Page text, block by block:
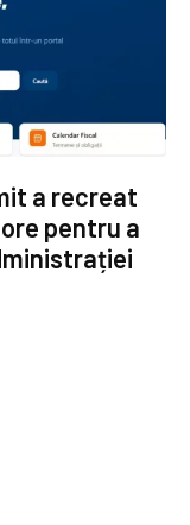
a recreat
pentru a